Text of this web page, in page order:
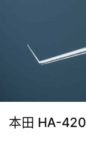
本田 HA-420